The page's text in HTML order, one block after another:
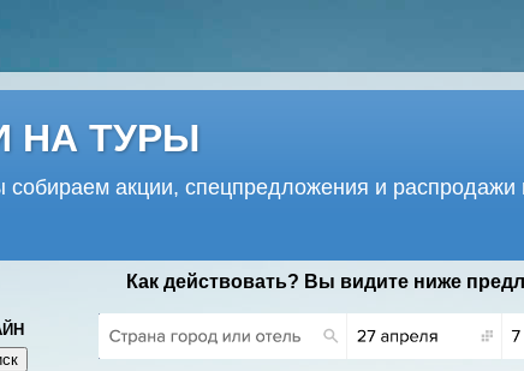
НА ТУРЫ
акции, спецпредложения и
Как действовать? Вы видите ниже